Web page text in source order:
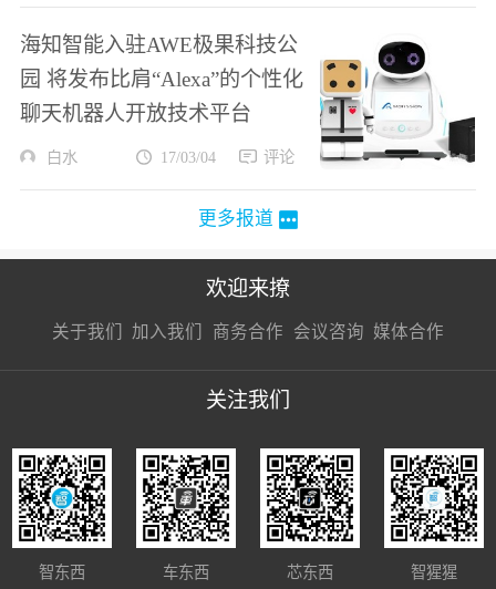
海知智能入驻AWE极果科技公
园 将发布比肩“Alexa”的个性化
聊天机器人开放技术平台
白水 17/03/04 评论
更多报道
欢迎来撩
关于我们 加入我们
接扔简历
商务合作
接开聊
会议咨询 媒体合作
接开聊
关注我们
智东西 车东西 芯东西 智猩猩